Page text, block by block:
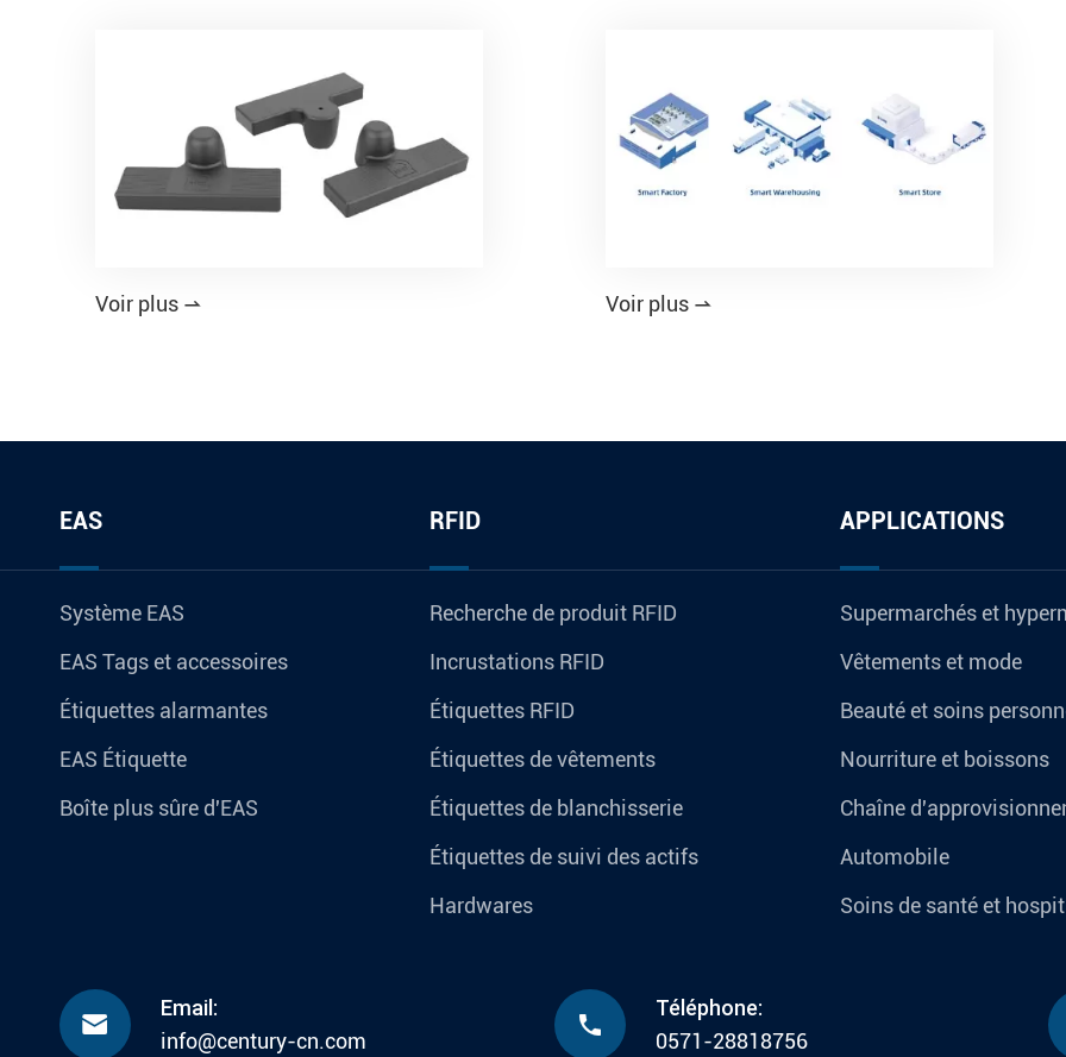
Voir plus  Voir plus 
EAS
Système EAS
EAS Tags et accessoires
Étiquettes alarmantes
EAS Étiquette
Boîte plus sûre d'EAS
RFID
Recherche de produit RFID
Incrustations RFID
Étiquettes RFID
Étiquettes de vêtements
Étiquettes de blanchisserie
Étiquettes de suivi des actifs
Hardwares
APPLICATIONS
Supermarchés et
Vêtements et mode
Beauté et soins
Nourriture et boissons
Chaîne
Automobile
Soins de santé et

Email:
info@century-cn.com

Téléphone:
0571-28818756